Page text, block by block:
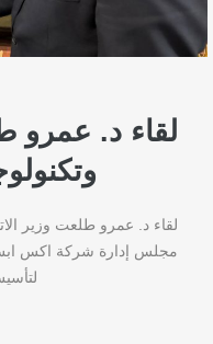
لقاء د. عمرو
لقاء د. عمرو طلعت وزير